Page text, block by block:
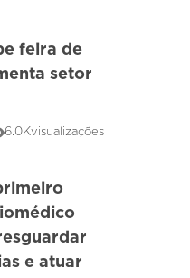
feira de
setor
6.0Kvisualizações
e atuar